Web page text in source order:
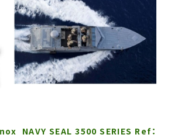
NAVY SEAL 3500 SERIES Ref：